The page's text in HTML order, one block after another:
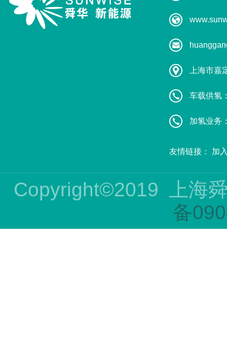
上海市嘉
车载供氢
加氢业务
友情链接： 加
Copyright©2019
上海
备